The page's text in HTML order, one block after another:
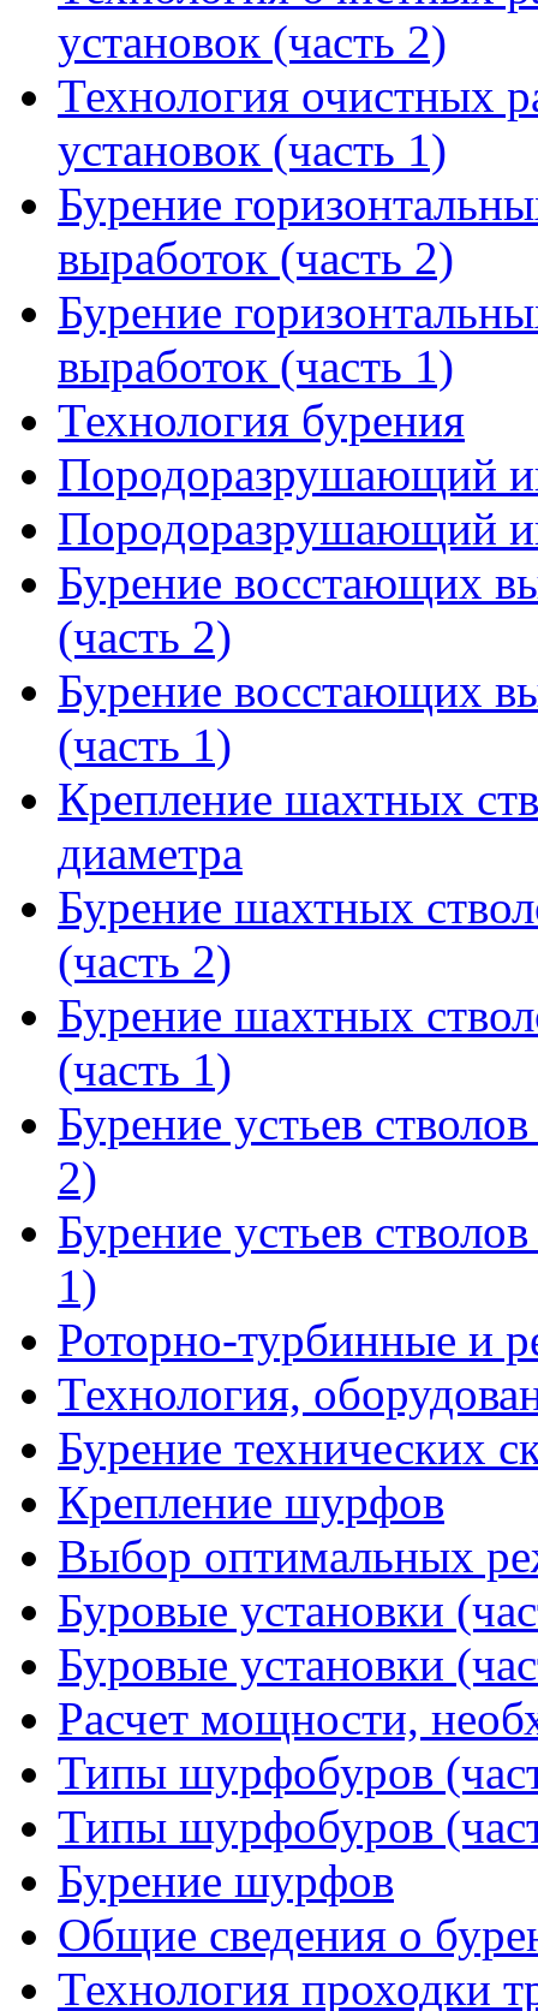
установок (часть 2)
Технология очистных
установок (часть 1)
Бурение
выработок (часть 2)
Бурение
выработок (часть 1)
Технология бурения
Породоразрушающий
Породоразрушающий
Бурение восстающих
(часть 2)
Бурение восстающих
(часть 1)
Крепление шахтных
диаметра
Бурение шахтных
(часть 2)
Бурение шахтных
(часть 1)
Бурение устьев
2)
Бурение устьев
1)
Роторно-турбинные и
Технология,
Бурение технических
Крепление шурфов
Выбор оптимальных
Буровые установки
Буровые установки
Расчет мощности,
Типы шурфобуров
Типы шурфобуров
Бурение шурфов
Общие сведения о
Технология проходки